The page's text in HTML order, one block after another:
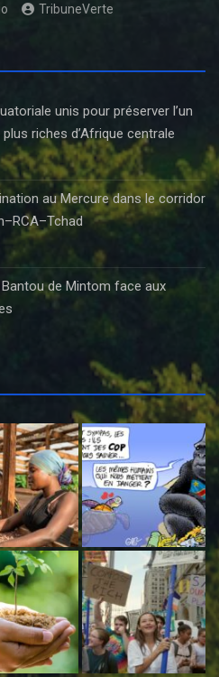
TribuneVerte
unis pour préserver l’un
riches d’Afrique centrale
au Mercure dans le corridor
de Mintom face aux